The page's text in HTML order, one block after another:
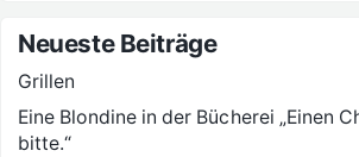
Neueste Beiträge
Grillen
Eine Blondine in der Bücherei „Einen
bitte.“